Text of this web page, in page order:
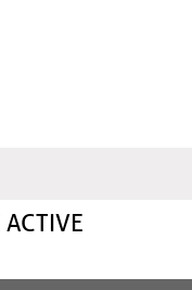
ACTIVE